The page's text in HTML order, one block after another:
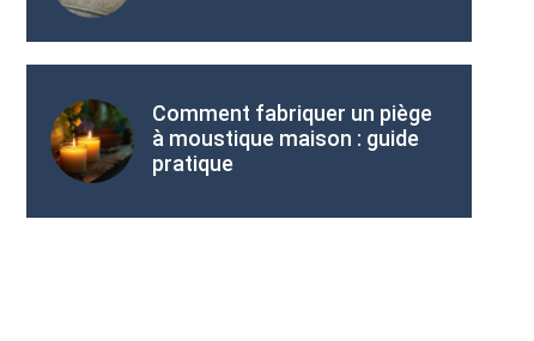
Comment fabriquer un piège
à moustique maison : guide
pratique